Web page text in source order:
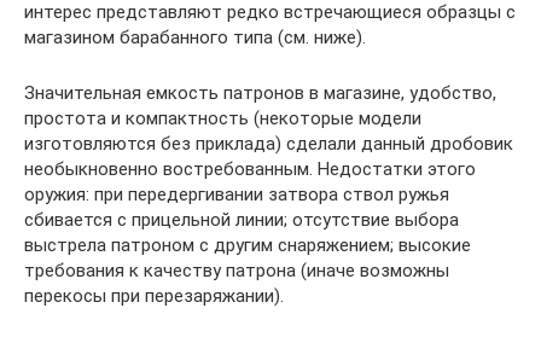
интерес представляют редко встречающиеся образцы с
магазином барабанного типа (см. ниже).
Значительная емкость патронов в магазине, удобство,
простота и компактность (некоторые модели
изготовляются без приклада) сделали данный дробовик
необыкновенно востребованным. Недостатки этого
оружия: при передергивании затвора ствол ружья
сбивается с прицельной линии; отсутст­вие выбора
выстрела патроном с другим снаряжением; высокие
требования к качеству патрона (иначе возможны
перекосы при перезаряжании).